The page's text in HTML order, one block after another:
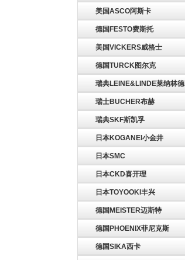
美国ASCO阿斯卡
德国FESTO费斯托
美国VICKERS威格士
德国TURCK图尔克
瑞典LEINE&LINDE莱纳林德
瑞士BUCHER布赫
瑞典SKF斯凯孚
日本KOGANEI小金井
日本SMC
日本CKD喜开理
日本TOYOOKI丰兴
德国MEISTER迈斯特
德国PHOENIX菲尼克斯
德国SIKA西卡